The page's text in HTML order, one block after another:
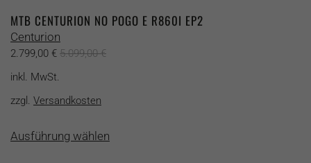
MTB CENTURION NO POGO E R860I EP2
Centurion
2.799,00 € 5.099,00€
inkl. MwSt.
zzgl. Versandkosten
Ausführung wählenProdukt